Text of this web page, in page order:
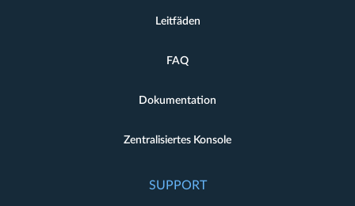
Leitfäden
FAQ
Dokumentation
Zentralisiertes Konsole
SUPPORT